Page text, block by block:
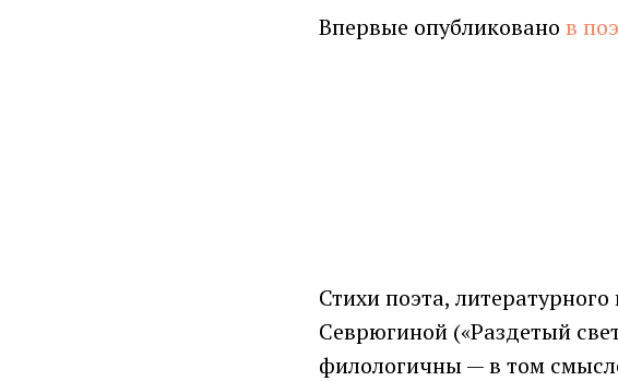
Впервые опубликовано в
Стихи поэта,
Севрюгиной («Раздетый
филологичны — в том